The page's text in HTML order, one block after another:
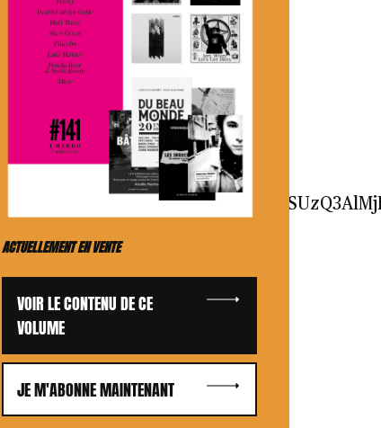
ACTUELLEMENT EN VENTE
VOIR LE CONTENU DE CE
VOLUME
JE M'ABONNE MAINTENANT